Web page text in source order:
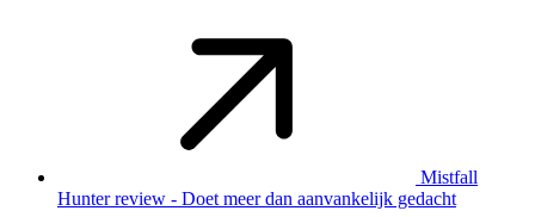
Mistfall
Hunter review - Doet meer dan aanvankelijk gedacht